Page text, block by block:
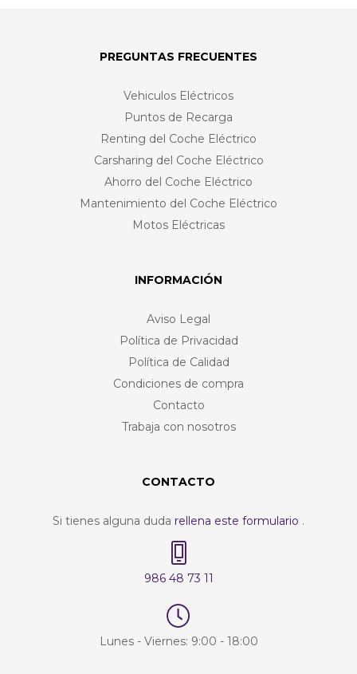
PREGUNTAS FRECUENTES
Vehiculos Eléctricos
Puntos de Recarga
Renting del Coche Eléctrico
Carsharing del Coche Eléctrico
Ahorro del Coche Eléctrico
Mantenimiento del Coche Eléctrico
Motos Eléctricas
INFORMACIÓN
Aviso Legal
Política de Privacidad
Política de Calidad
Condiciones de compra
Contacto
Trabaja con nosotros
CONTACTO
Si tienes alguna duda rellena este formulario .
986 48 73 11
Lunes - Viernes: 9:00 - 18:00